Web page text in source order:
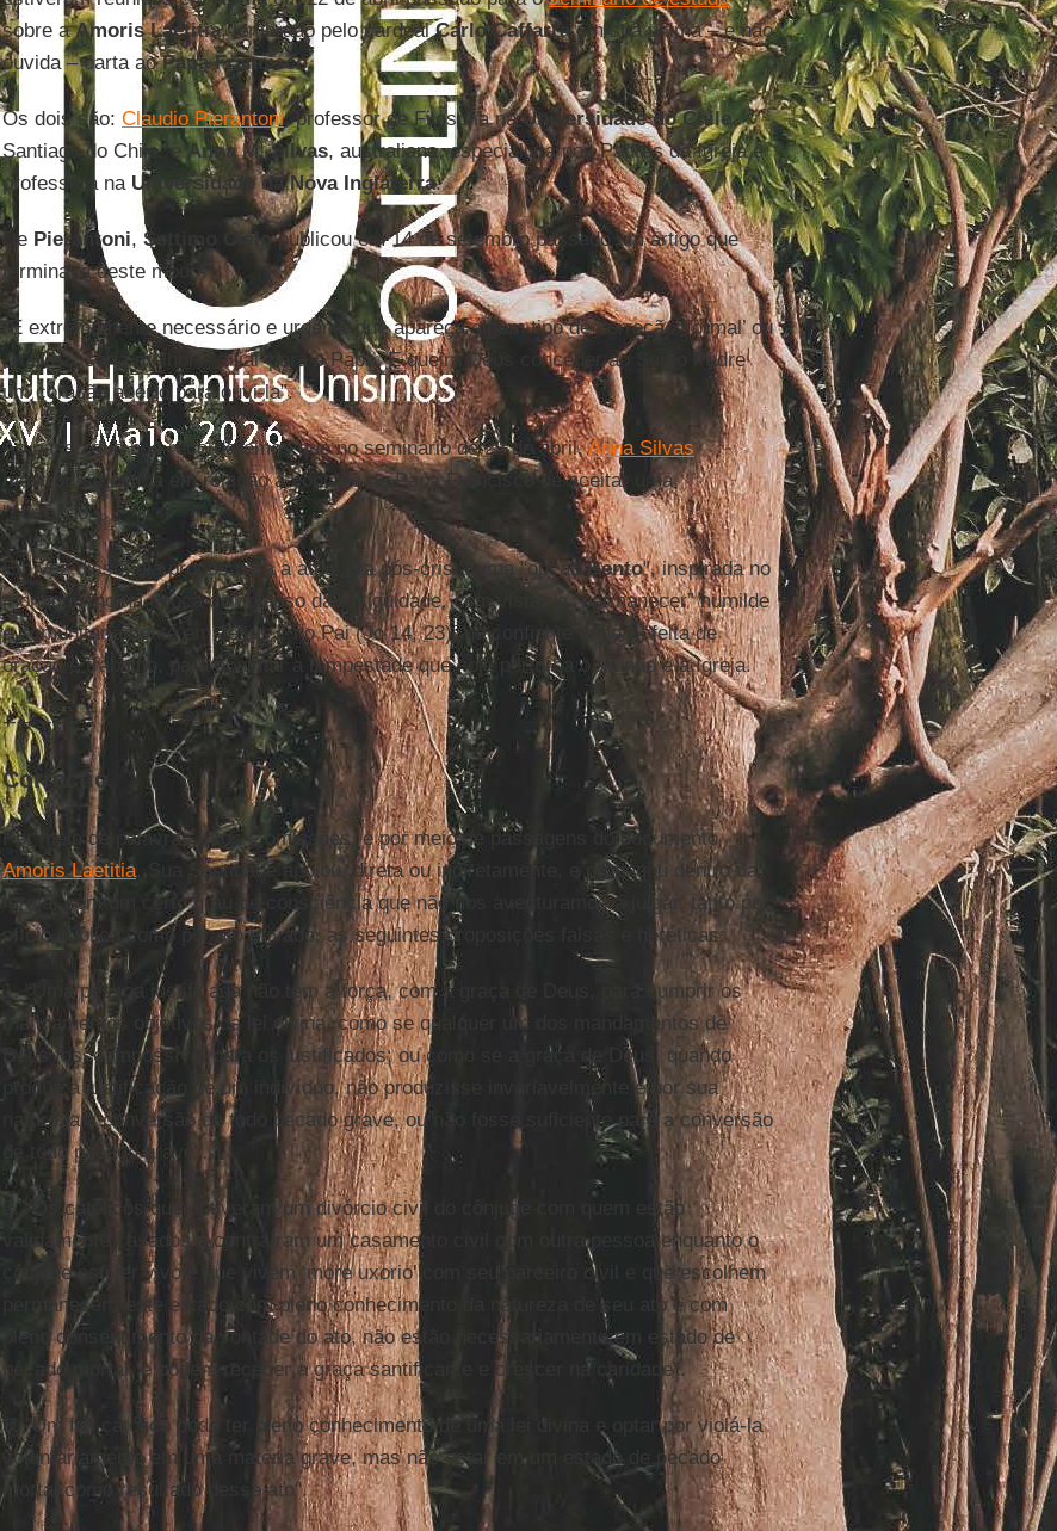
sobre aAmoris Laetitia, lembrado pelo cardealCarlo Caffarraem sua última – e não
ouvida – carta aoPapa Francisco.
Os dois são: Claudio Pierantoni, professor de Filosofia naUniversidade do Chile,
Santiago do Chile, eAnna M. Silvas, australiana, especialista nos Padres da Igreja e
professora na Universidade da Nova Inglaterra.
De Pierantoni, Settimo Cielopublicou em 14 de setembro passado um artigo que
terminava deste modo:
"É extremamente necessário e urgente que apareça algum tipo de correção ‘formal’ ou
– talvez, seria melhor – ‘filial’ para o Papa. E queira Deus conceder ao Santo Padre
um coração aberto para ouvi-la”.
Ao passo que nos recordaremos que no seminário de 22 de abril,Anna Silvas
mostrou-se cética em relação à vontade do Papa Francisco de aceitar uma
"correção".
Em vez disso, ela propôs para a atual era pós-cristã uma "opçãoBento", inspirada no
monaquismo na época do colapso da Antiguidade, com vistas a “permanecer” humilde
e comunitariamente em Jesus e no Pai (Jo 14, 23), na confiante espera, feita de
oração e trabalho, para acalmar a tempestade que hoje perturba o mundo e a Igreja.
----------
Correctio
Por meio de palavras, atos e omissões, e por meio de passagens do documento
Amoris Laetitia, Sua Santidade apoiou, direta ou indiretamente, e propagou dentro da
Igreja, com um certo grau de consciência que não nos aventuramos a julgar, tanto por
ofício público como por ato privado, as seguintes proposições falsas e heréticas:
1. "Uma pessoa justificada não tem a força, com a graça de Deus, para cumprir os
mandamentos objetivos da lei divina, como se qualquer um dos mandamentos de
Deus fosse impossível para os justificados; ou como se a graça de Deus, quando
produz a justificação de um indivíduo, não produzisse invariavelmente e por sua
natureza a conversão de todo pecado grave, ou não fosse suficiente para a conversão
de todo pecado grave".
2. "Os católicos que obtiveram um divórcio civil do cônjuge com quem estão
validamente casados e contraíram um casamento civil com outra pessoa enquanto o
cônjuge estiver vivo e que vivem ‘more uxorio' com seu parceiro civil e que escolhem
permanecer neste estado com pleno conhecimento da natureza de seu ato e com
pleno consentimento da vontade do ato, não estão necessariamente em estado de
pecado mortal, e podem receber a graça santificante e crescer na caridade”.
3. "Um fiel católico pode ter pleno conhecimento de uma lei divina e optar por violá-la
voluntariamente em uma matéria grave, mas não estar em um estado de pecado
mortal como resultado desse ato".